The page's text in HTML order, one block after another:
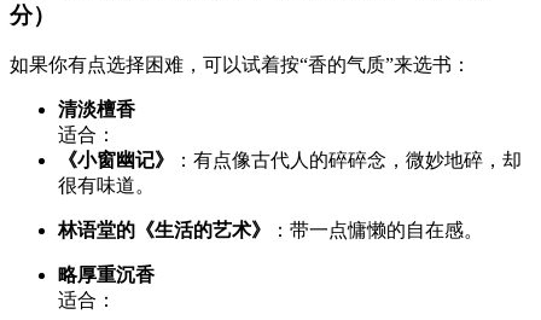
分）
如果你有点选择困难，可以试着按“香的气质”来选书：
清淡檀香
适合：
《小窗幽记》
：有点像古代人的碎碎念，微妙地碎，却
很有味道。
林语堂的《生活的艺术》 ：带一点慵懒的自在感。
略厚重沉香
适合：